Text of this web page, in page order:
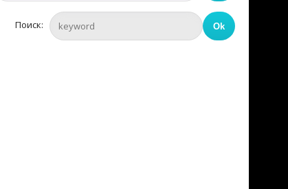
Поиск: